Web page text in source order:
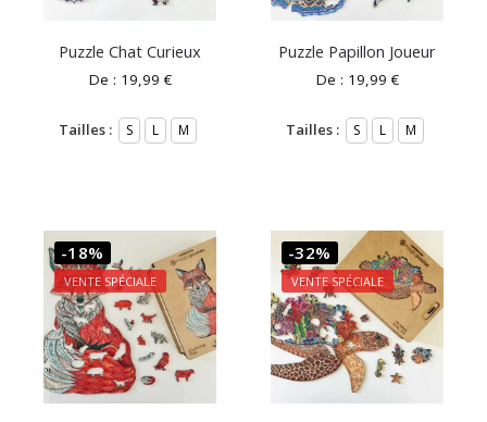
Puzzle Chat Curieux
De : 19,99€
Tailles : S L M
Puzzle Papillon Joueur
De : 19,99€
Tailles : S L M
-18%
VENTE SPÉCIALE
-32%
VENTE SPÉCIALE